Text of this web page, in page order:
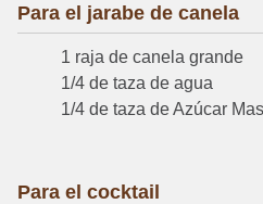
Para el jarabe de canela
1 raja de canela grande
1/4 de taza de agua
1/4 de taza de Azúcar
Para el cocktail